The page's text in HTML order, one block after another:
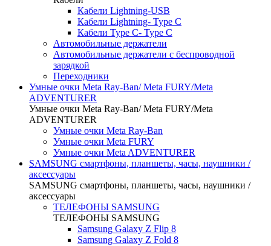
Кабели Lightning-USB
Кабели Lightning- Type C
Кабели Type C- Type C
Автомобильные держатели
Автомобильные держатели с беспроводной
зарядкой
Переходники
Умные очки Meta Ray-Ban/ Meta FURY/Meta
ADVENTURER
Умные очки Meta Ray-Ban/ Meta FURY/Meta
ADVENTURER
Умные очки Meta Ray-Ban
Умные очки Meta FURY
Умные очки Meta ADVENTURER
SAMSUNG cмартфоны, планшеты, часы, наушники /
аксессуары
SAMSUNG cмартфоны, планшеты, часы, наушники /
аксессуары
ТЕЛЕФОНЫ SAMSUNG
ТЕЛЕФОНЫ SAMSUNG
Samsung Galaxy Z Flip 8
Samsung Galaxy Z Fold 8